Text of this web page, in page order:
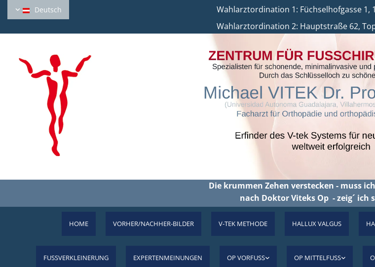
Deutsch Wahlarztordination 1: Füchselhofgasse 1,
Wahlarztordination 2: Hauptstraße 62,
Die krummen Zehen verstecken - muss
nach Doktor Viteks Op - zeig´ ich
HOME VORHER/NACHHER-BILDER V-TEK METHODE HALLUX VALGUS
FUSSVERKLEINERUNG EXPERTENMEINUNGEN OP VORFUSS OP MITTELFUSS